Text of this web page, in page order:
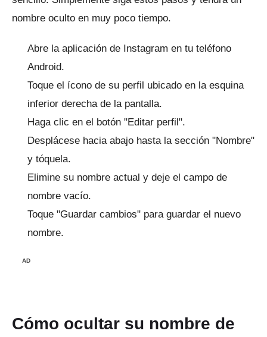
nombre oculto en muy poco tiempo.
Abre la aplicación de Instagram en tu teléfono
Android.
Toque el ícono de su perfil ubicado en la esquina
inferior derecha de la pantalla.
Haga clic en el botón "Editar perfil".
Desplácese hacia abajo hasta la sección "Nombre"
y tóquela.
Elimine su nombre actual y deje el campo de
nombre vacío.
Toque "Guardar cambios" para guardar el nuevo
nombre.
AD
Cómo ocultar su nombre de